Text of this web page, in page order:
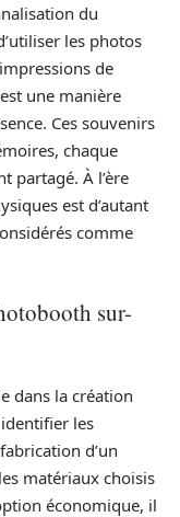
du
les photos
de
une manière
Ces souvenirs
chaque
partagé. À l’ère
est d’autant
comme
sur-
dans la création
les
d’un
matériaux choisis
économique, il